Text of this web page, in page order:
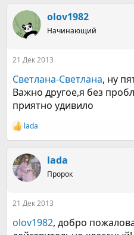
к
ц
и
olov1982
Начинающий
21 Дек 2013
Светлана-Светлана, ну
Важно другое,я без
приятно удивило
Р
е
к
ц
и
lada
lada
Пророк
21 Дек 2013
olov1982, добро